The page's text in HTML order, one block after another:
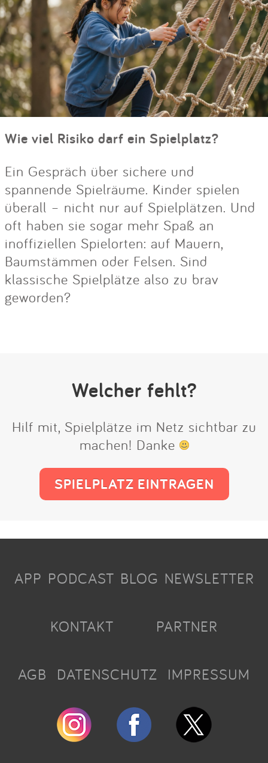
Wie viel Risiko darf ein Spielplatz?
Ein Gespräch über sichere und
spannende Spielräume. Kinder spielen
überall – nicht nur auf Spielplätzen. Und
oft haben sie sogar mehr Spaß an
inoffiziellen Spielorten: auf Mauern,
Baumstämmen oder Felsen. Sind
klassische Spielplätze also zu brav
geworden?
Welcher fehlt?
Hilf mit, Spielplätze im Netz sichtbar zu
machen! Danke
SPIELPLATZ EINTRAGEN
APP PODCAST BLOG NEWSLETTER
KONTAKT PARTNER
AGB DATENSCHUTZ IMPRESSUM